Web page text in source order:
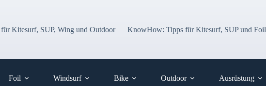
für Kitesurf, SUP, Wing und Outdoor
KnowHow: Tipps für Kitesurf, SUP und Foil
Foil Windsurf Bike Outdoor Ausrüstung